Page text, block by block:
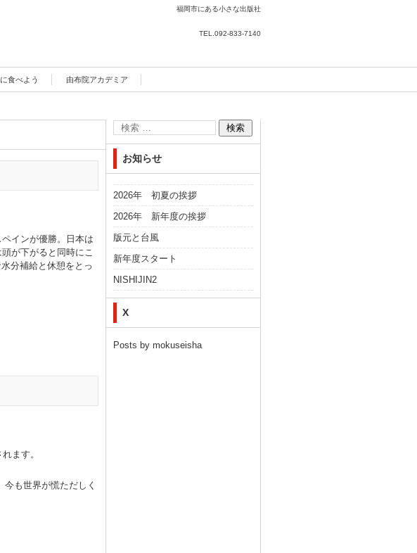
福岡市にある小さな出版社
TEL. 092-833-7140
食べよう 由布院アカデミア
インが優勝。日本は
が下がると同時にこ
分補給と休憩をとっ
ます。
も世界が慌ただしく
お知らせ
2026年 初夏の挨拶
2026年 新年度の挨拶
版元と台風
新年度スタート
NISHIJIN2
X
Posts by mokuseisha